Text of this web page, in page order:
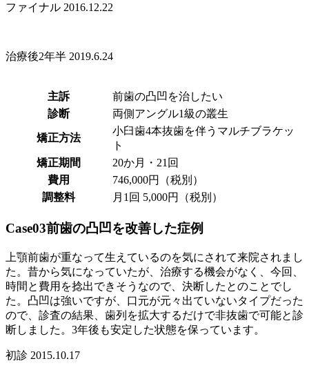
ファイナル 2016.12.22
治療後2年半 2019.6.24
主訴
前歯の凸凹を治したい
診断
両側アングル1級の叢生
矯正方法
小臼歯4本抜歯を伴うマルチブラケッ
ト
矯正期間
20か月・21回
費用
746,000円（税別）
調整料
月1回 5,000円（税別）
Case03前歯の凸凹を改善した症例
上顎前歯が重なって生えているのを気にされて来院されまし
た。昔から気になっていたが、治療する機会がなく、今回、
時間と費用を捻出できそうなので、決断したとのことでし
た。凸凹は強いですが、口元が元々出ていないタイプだった
ので、診査の結果、歯列を拡大するだけで非抜歯で可能と診
断しました。3年後も安定した状態を保っています。
初診 2015.10.17